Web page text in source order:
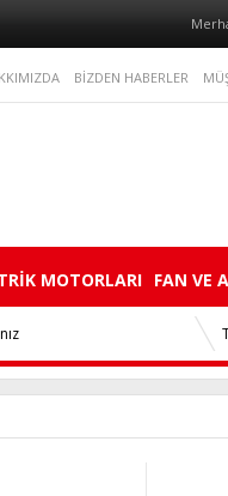
BİZDEN HABERLER
MOTORLARI FAN VE